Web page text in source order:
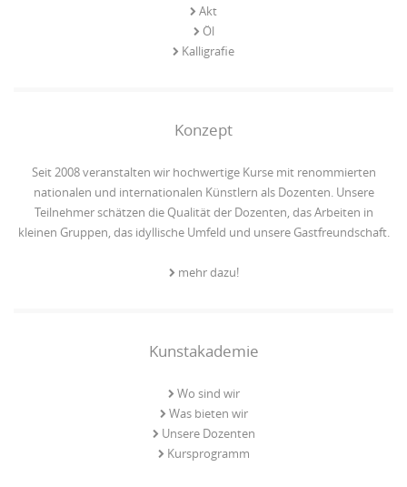
Akt
Öl
Kalligrafie
Konzept
Seit 2008 veranstalten wir hochwertige Kurse mit renommierten
nationalen und internationalen Künstlern als Dozenten. Unsere
Teilnehmer schätzen die Qualität der Dozenten, das Arbeiten in
kleinen Gruppen, das idyllische Umfeld und unsere Gastfreundschaft.
mehr dazu!
Kunstakademie
Wo sind wir
Was bieten wir
Unsere Dozenten
Kursprogramm